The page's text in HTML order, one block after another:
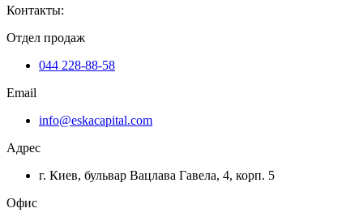
Контакты:
Отдел продаж
044 228-88-58
Email
info@eskacapital.com
Адрес
г. Киев, бульвар Вацлава Гавела, 4, корп. 5
Офис